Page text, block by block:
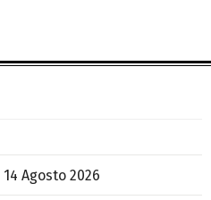
Agosto 2026